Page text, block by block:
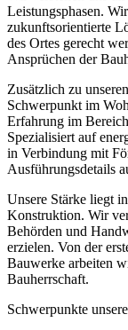
Leistungsphasen.
zukunftsorientierte
des Ortes gerecht
Ansprüchen der
Zusätzlich zu
Schwerpunkt im
Erfahrung im
Spezialisiert auf
in Verbindung mit
Ausführungsdetails
Unsere Stärke liegt
Konstruktion. Wir
Behörden und
erzielen. Von der
Bauwerke arbeiten
Bauherrschaft.
Schwerpunkte